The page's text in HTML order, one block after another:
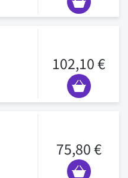
102,10 €
75,80 €